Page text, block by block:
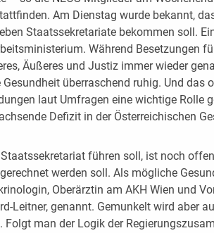
Am Dienstag wurde bekannt,
Staatssekretariate bekommen soll.
Während Besetzungen
Äußeres und Justiz immer wieder
überraschend ruhig. Und das
laut Umfragen eine wichtige Rolle
Defizit in der Österreichischen
führen soll, ist noch
werden soll. Als mögliche
Oberärztin am AKH Wien und
Leitner, genannt. Gemunkelt wird aber
Folgt man der Logik der